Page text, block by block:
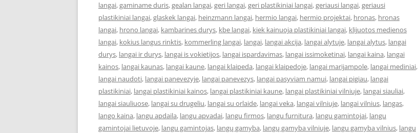
langai,gaminame duris,gealan langai,geri langai,geri plastikiniai langai,geriausi langai,geriausi
plastikiniai langai,glaskek langai, heinzmann langai, hermio langai, hermio projektai, hronas, hronas
langai, hrono langai, kambarines durys, kbe langai, kiek kainuoja plastikiniai langai, klijuotos medienos
langai, kokius langus rinktis, kommerling langai, langai, langai akcija, langai alytuje, langai alytus, langai
durys, langai ir durys, langai is vokietijos, langai ispardavimas, langai issimoketinai, langai kaina, langai
kainos, langai kaunas, langai kaune, langai klaipeda, langai klaipedoje, langai marijampole, langai mediniai,
langai naudoti, langai panevezyje, langai panevezys, langai pasyviam namui, langai pigiau, langai
plastikiniai, langai plastikiniai kainos, langai plastikiniai kaune, langai plastikiniai vilniuje, langai siauliai,
langai siauliuose, langai su drugeliu, langai su orlaide, langai veka, langai vilniuje, langai vilnius, langas,
lango kaina, langu apdaila, langu apvadai, langu firmos, langu furnitura, langu gamintojai, langu
gamintojai lietuvoje, langu gamintojas, langų gamyba, langų gamyba vilniuje, langu gamyba vilnius, langu